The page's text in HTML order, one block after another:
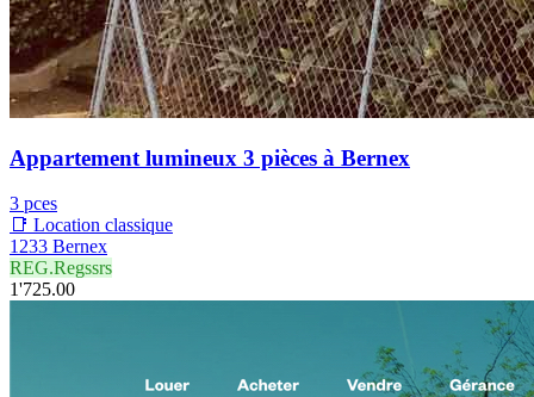
Appartement lumineux 3 pièces à Bernex
3 pces
📑 Location classique
1233 Bernex
REG.Regssrs
1'725.00